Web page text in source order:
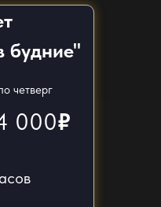
будние"
000₽
четверг